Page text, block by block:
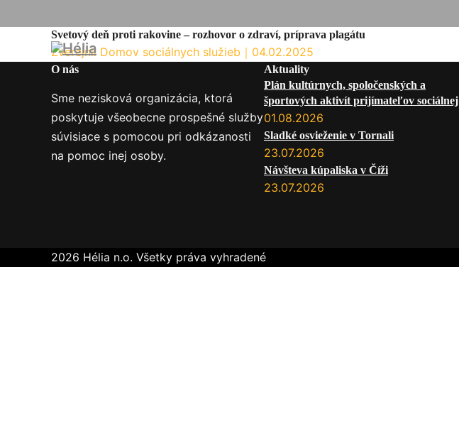
Svetový deň proti rakovine – rozhovor o zdraví, príprava plagátu
Zverejnil Domov sociálnych služieb ｜ 04.02.2025
O nás
Sme nezisková organizácia, ktorá
poskytuje všeobecne prospešné služby
súvisiace s pomocou pri odkázanosti
na pomoc inej osoby.
Aktuality
Plán kultúrnych, spoločenských a
športových aktivít prijímateľov sociálnej
služby na mesiac AUGUST 2026
01.08.2026
Sladké osvieženie v Tornali
23.07.2026
Návšteva kúpaliska v Číži
23.07.2026
2026 Hélia n.o. Všetky práva vyhradené